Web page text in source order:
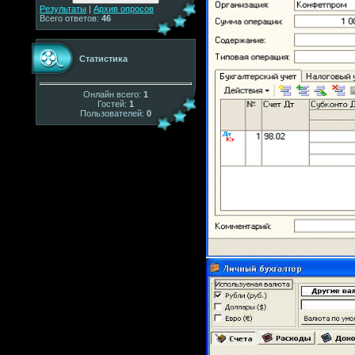
Результаты | Архив опросов
Всего ответов: 46
Статистика
Онлайн всего: 1
Гостей: 1
Пользователей: 0